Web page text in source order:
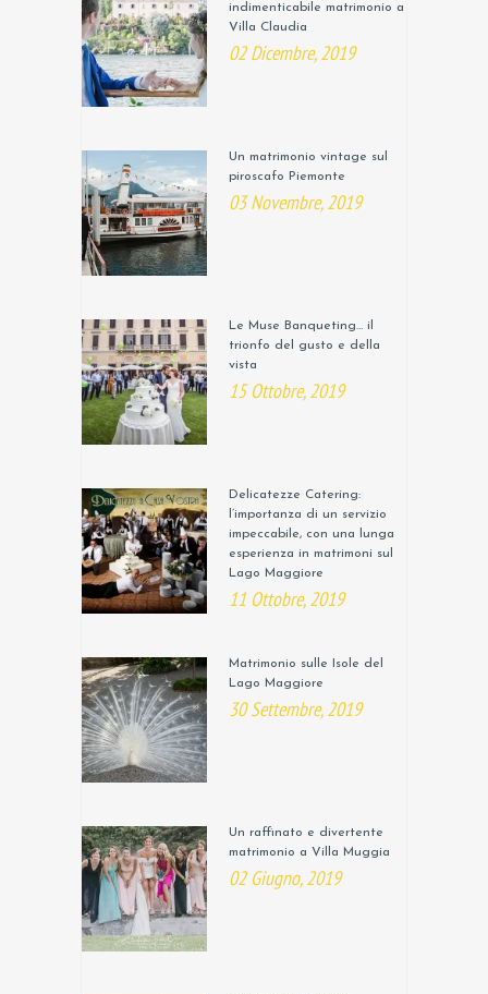
indimenticabile matrimonio a
Villa Claudia
02 Dicembre, 2019
Un matrimonio vintage sul
piroscafo Piemonte
03 Novembre, 2019
Le Muse Banqueting… il
trionfo del gusto e della
vista
15 Ottobre, 2019
Delicatezze Catering:
l’importanza di un servizio
impeccabile, con una lunga
esperienza in matrimoni sul
Lago Maggiore
11 Ottobre, 2019
Matrimonio sulle Isole del
Lago Maggiore
30 Settembre, 2019
Un raffinato e divertente
matrimonio a Villa Muggia
02 Giugno, 2019